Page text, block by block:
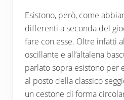
Esistono, però, come
differenti a seconda del
fare con esse. Oltre infatti
oscillante e all’altalena
parlato sopra esistono per
al posto della classico
un cestone di forma